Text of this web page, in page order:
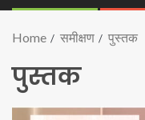
Home समीक्षण पुस्तक
पुस्तक